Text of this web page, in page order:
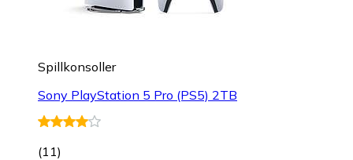
Spillkonsoller
Sony PlayStation 5 Pro (PS5) 2TB
(11)